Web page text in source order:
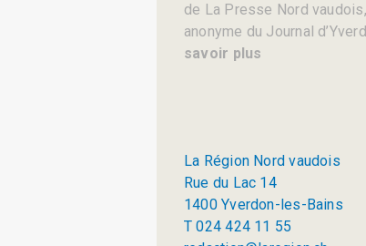
de La Presse Nord
anonyme du Journal
savoir plus
La Région Nord vaudois
Rue du Lac 14
1400 Yverdon-les-Bains
T 024 424 11 55